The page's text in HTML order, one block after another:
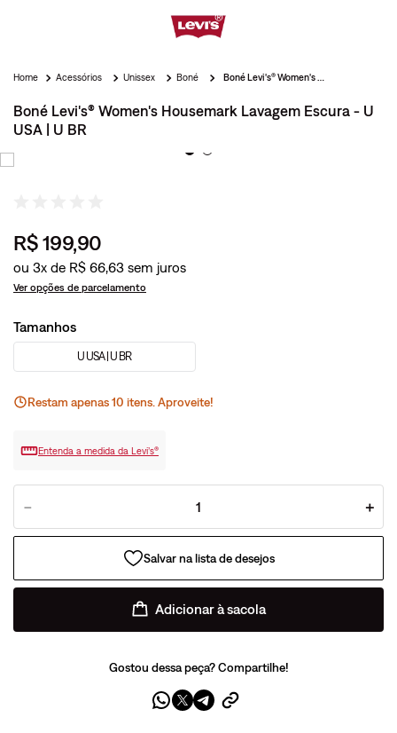
Acessórios Unissex Boné
Boné Levi's® Women's Housemark Lavagem Escura - U
USA | U BR
R$199,90
ou 3x de R$ 66,63
Ver opções de parcelamento
Tamanhos
U USA | U BR
Restam apenas10 itens. Aproveite!
Entenda a medida da Levi’s®
＋
－
Adicionar à sacola
Gostou dessa peça? Compartilhe!